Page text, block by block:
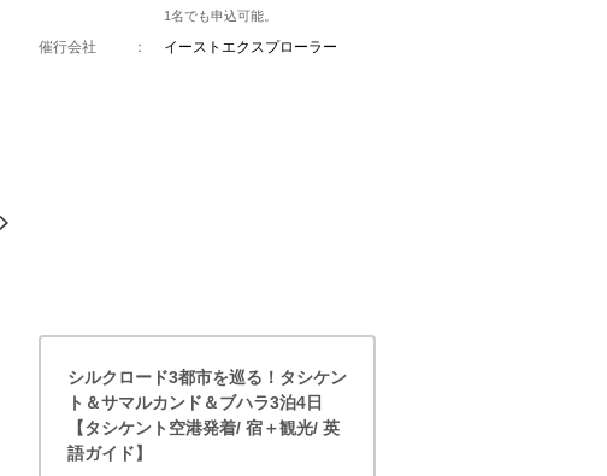
1名でも申込可能。
催行会社 ： イーストエクスプローラー
シルクロード3都市を巡る！タシケン
ト＆サマルカンド＆ブハラ3泊4日
【タシケント空港発着/ 宿＋観光/ 英
語ガイド】